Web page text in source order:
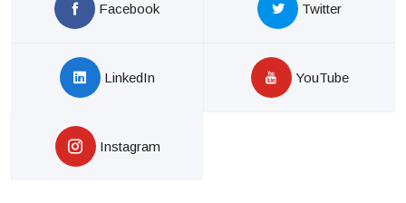
Facebook Twitter
LinkedIn YouTube
Instagram